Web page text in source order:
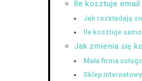
Ile kosztuje
Jak rozkładają
Ile kosztuje
Jak zmienia się
Mała firma
Sklep